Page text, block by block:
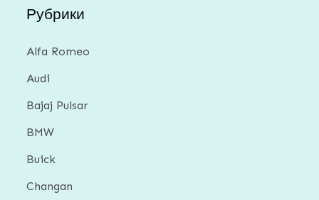
Рубрики
Alfa Romeo
Audi
Bajaj Pulsar
BMW
Buick
Changan